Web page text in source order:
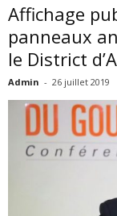
Affichage
panneaux
le District
Admin - 26 juillet 2019